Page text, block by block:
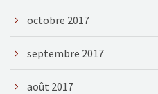
octobre 2017
septembre 2017
août 2017